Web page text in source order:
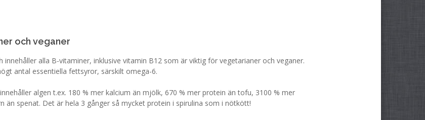
och veganer
innehåller alla B-vitaminer, inklusive vitamin B12 som är viktig för vegetarianer och veganer.
antal essentiella fettsyror, särskilt omega-6.
algen t.ex. 180 % mer kalcium än mjölk, 670 % mer protein än tofu, 3100 % mer
spenat. Det är hela 3 gånger så mycket protein i spirulina som i nötkött!